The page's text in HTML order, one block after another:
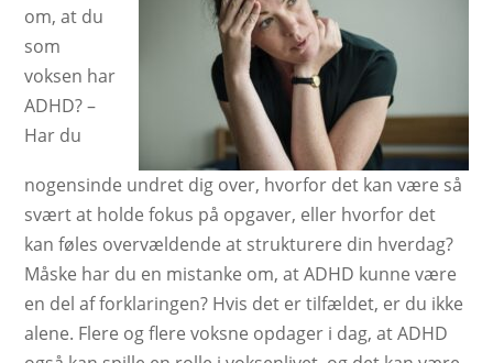
om, at du
som
voksen har
ADHD? –
Har du
nogensinde undret dig over, hvorfor det kan være så
svært at holde fokus på opgaver, eller hvorfor det
kan føles overvældende at strukturere din hverdag?
Måske har du en mistanke om, at ADHD kunne være
en del af forklaringen? Hvis det er tilfældet, er du ikke
alene. Flere og flere voksne opdager i dag, at ADHD